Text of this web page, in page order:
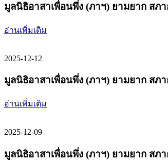
มูลนิธิอาสาเพื่อนพึ่ง (ภาฯ) ยามยาก สภ
อ่านเพิ่มเติม
2025-12-12
มูลนิธิอาสาเพื่อนพึ่ง (ภาฯ) ยามยาก สภ
อ่านเพิ่มเติม
2025-12-09
มูลนิธิอาสาเพื่อนพึ่ง (ภาฯ) ยามยาก สภ